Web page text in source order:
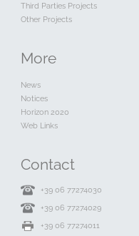
Third Parties Projects
Other Projects
More
News
Notices
Horizon 2020
Web Links
Contact
+39 06 77274030
+39 06 77274029
+39 06 77274011